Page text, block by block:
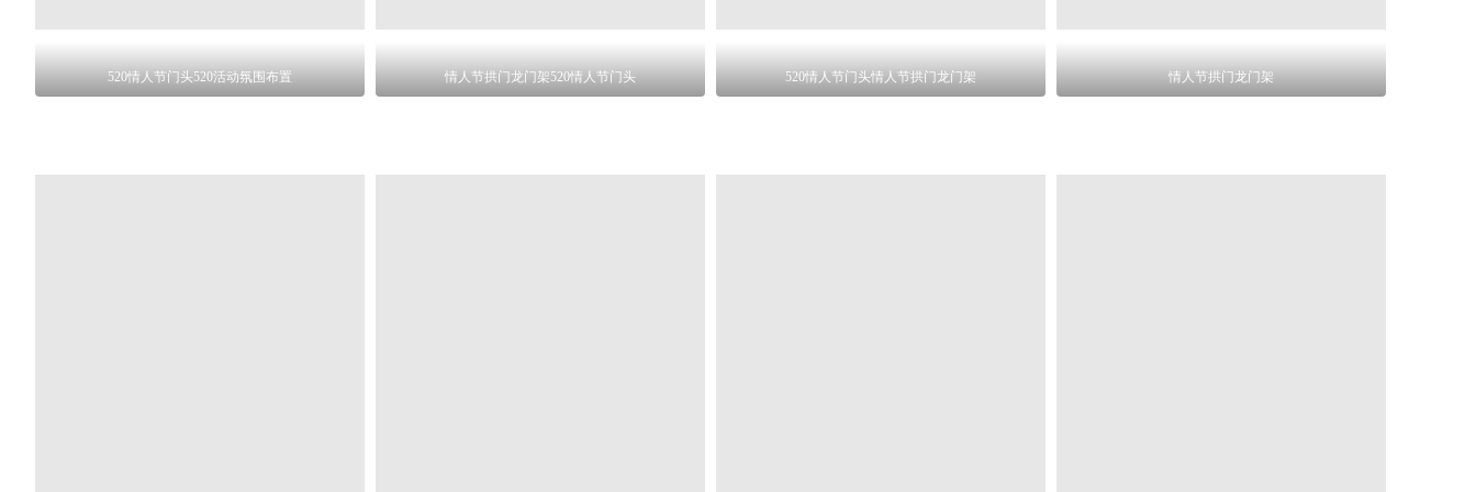
520情人节门头520活动氛围布置 情人节拱门龙门架520情人节门头 520情人节门头情人节拱门龙门架 情人节拱门龙门架